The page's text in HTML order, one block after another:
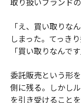
「え、買い取りな
しまった。てっき
「買い取りなんで
委託販売という形
側に残る。しかし
を引き受けることを